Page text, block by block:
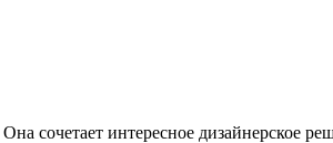
интересное дизайнерское